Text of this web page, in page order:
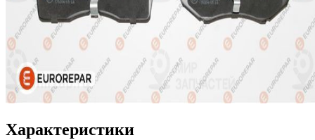
Характеристики